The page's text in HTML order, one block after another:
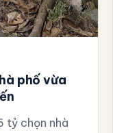
phố vừa
tỷ chọn nhà